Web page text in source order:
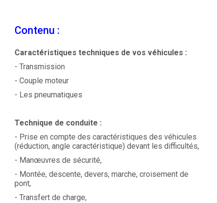
Contenu :
Caractéristiques techniques de vos véhicules :
- Transmission
- Couple moteur
- Les pneumatiques
Technique de conduite :
- Prise en compte des caractéristiques des véhicules
(réduction, angle caractéristique) devant les difficultés,
- Manœuvres de sécurité,
- Montée, descente, devers, marche, croisement de
pont,
- Transfert de charge,